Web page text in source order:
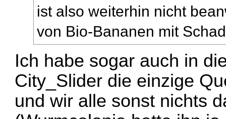
ist also weiterhin nicht
von Bio-Bananen mit
Ich habe sogar auch in
City_Slider die einzige
und wir alle sonst nichts